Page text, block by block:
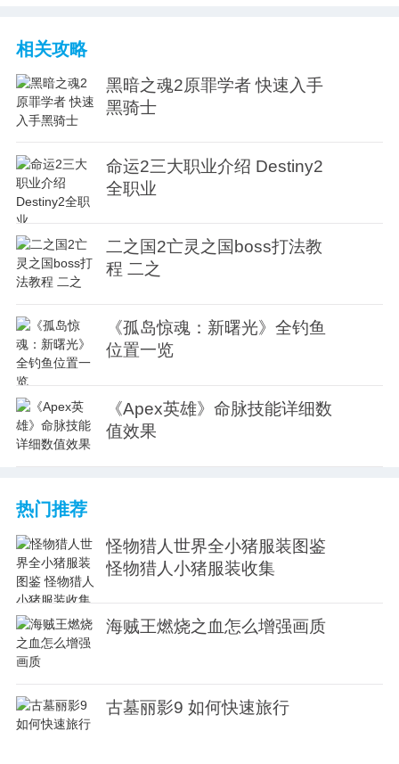
相关攻略
黑暗之魂2原罪学者 快速入手
黑骑士
命运2三大职业介绍 Destiny2
全职业
二之国2亡灵之国boss打法教
程 二之
《孤岛惊魂：新曙光》全钓鱼
位置一览
《Apex英雄》命脉技能详细数
值效果
热门推荐
怪物猎人世界全小猪服装图鉴
怪物猎人小猪服装收集
海贼王燃烧之血怎么增强画质
古墓丽影9 如何快速旅行